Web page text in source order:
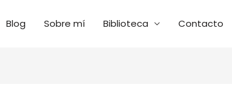
Blog Sobre mí Biblioteca Contacto